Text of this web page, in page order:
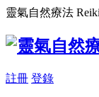
靈氣自然療法
註冊 登錄